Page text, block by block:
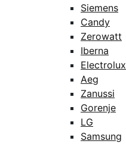
Siemens
Candy
Zerowatt
Iberna
Electrolux
Aeg
Zanussi
Gorenje
LG
Samsung